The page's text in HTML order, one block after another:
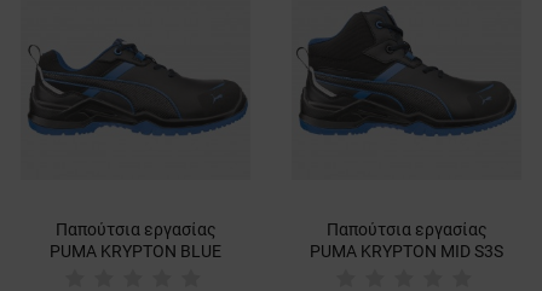
Παπούτσια εργασίας
PUMA KRYPTON BLUE
Παπούτσια εργασίας
PUMA KRYPTON MID S3S